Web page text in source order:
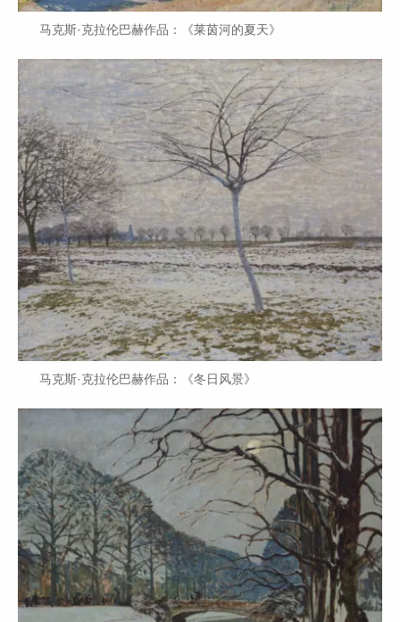
马克斯·克拉伦巴赫作品：《莱茵河的夏天》
马克斯·克拉伦巴赫作品：《冬日风景》